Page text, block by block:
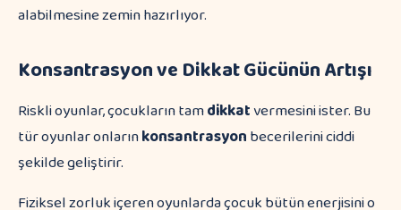
alabilmesine zemin hazırlıyor.
Konsantrasyon ve Dikkat Gücünün Artışı
Riskli oyunlar, çocukların tamdikkatvermesini ister. Bu
tür oyunlar onlarınkonsantrasyonbecerilerini ciddi
şekilde geliştirir.
Fiziksel zorluk içeren oyunlarda çocuk bütün enerjisini o